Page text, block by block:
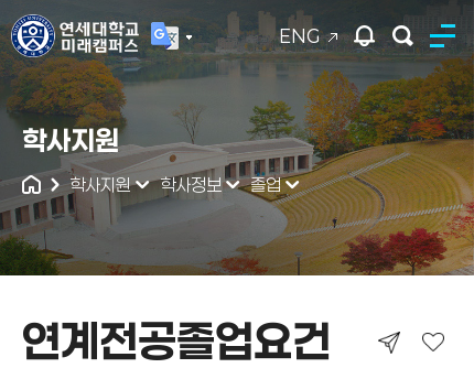
ENG
연세대학교
통합검색
학사지원
학사지원 학사정보 졸업
연계전공졸업요건